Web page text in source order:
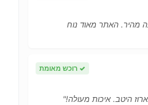
מהיר. האתר מאוד נוח
✓ רוכש מאומת
היטב. איכות מעולה!"